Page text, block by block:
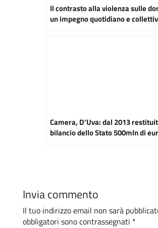
Il contrasto alla violenza sulle
un impegno quotidiano e
Camera, D’Uva: dal 2013
bilancio dello Stato 500mln di
Invia commento
Il tuo indirizzo email non sarà
obbligatori sono contrassegnati *